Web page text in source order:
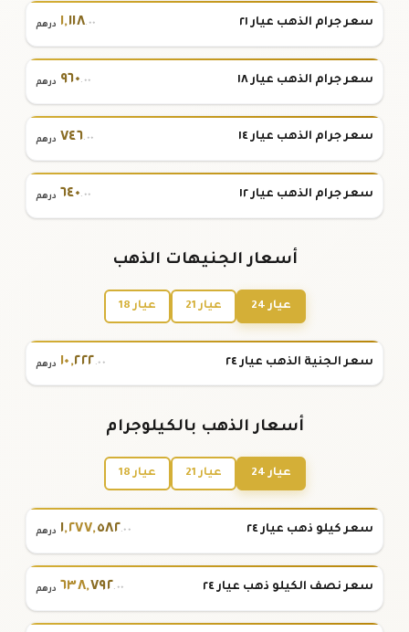
سعر جرام الذهب عيار ٢١ ١,١١٨.٠٠ درهم
سعر جرام الذهب عيار ١٨ ٩٦٠.٠٠ درهم
سعر جرام الذهب عيار ١٤ ٧٤٦.٠٠ درهم
سعر جرام الذهب عيار ١٢ ٦٤٠.٠٠ درهم
أسعار الجنيهات الذهب
عيار 24 عيار 21 عيار 18
سعر الجنية الذهب عيار ٢٤ ١٠,٢٢٢.٠٠ درهم
أسعار الذهب بالكيلوجرام
عيار 24 عيار 21 عيار 18
سعر كيلو ذهب عيار ٢٤ ١,٢٧٧,٥٨٢ .٠٠ درهم
سعر نصف الكيلو ذهب عيار ٢٤ ٦٣٨,٧٩٢.٠٠ درهم